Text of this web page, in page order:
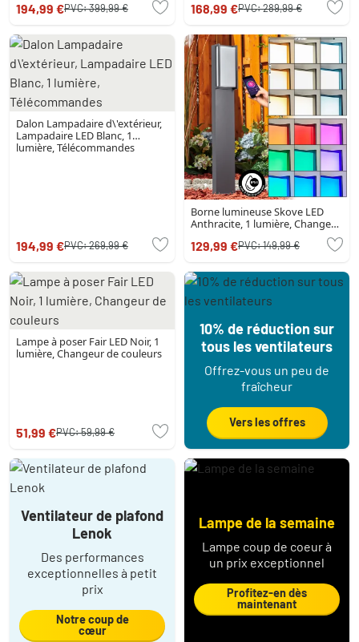
Télécommandes
194,99 €PVC:399,99 €
Télécommandes
168,99 €PVC:289,99 €
Dalon Lampadaire d\'extérieur,
Lampadaire LED Blanc, 1
lumière, Télécommandes
194,99 €PVC:269,99 €
Borne lumineuse Skove LED
Anthracite, 1 lumière, Changeur
129,99 €PVC:149,99 €
Lampe à poser Fair LED Noir, 1
lumière, Changeur de couleurs
51,99 €PVC:59,99 €
10% de réduction sur
tous les ventilateurs
Offrez-vous un peu de
fraîcheur
Vers les offres
Ventilateur de plafond
Lenok
Des performances
exceptionnelles à petit
prix
Notre coup de
cœur
Lampe de la semaine
Lampe coup de coeur à
un prix exceptionnel
Profitez-en dès
maintenant